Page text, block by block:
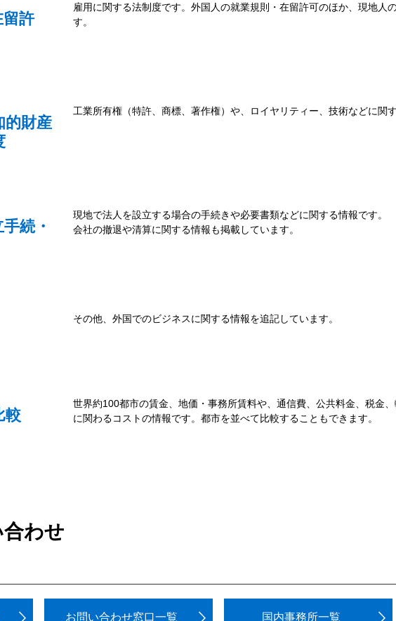
許
雇用に関する法制度です。外国人の就業規則・在留許可のほか、現地人
す。
的財産
工業所有権（特許、商標、著作権）や、ロイヤリティー、技術などに関す
続・
現地で法人を設立する場合の手続きや必要書類などに関する情報です。
会社の撤退や清算に関する情報も掲載しています。
その他、外国でのビジネスに関する情報を追記しています。
較
世界約100都市の賃金、地価・事務所賃料や、通信費、公共料金、税金
に関わるコストの情報です。都市を並べて比較することもできます。
わせ
お問い合わせ窓口一覧 国内事務所一覧